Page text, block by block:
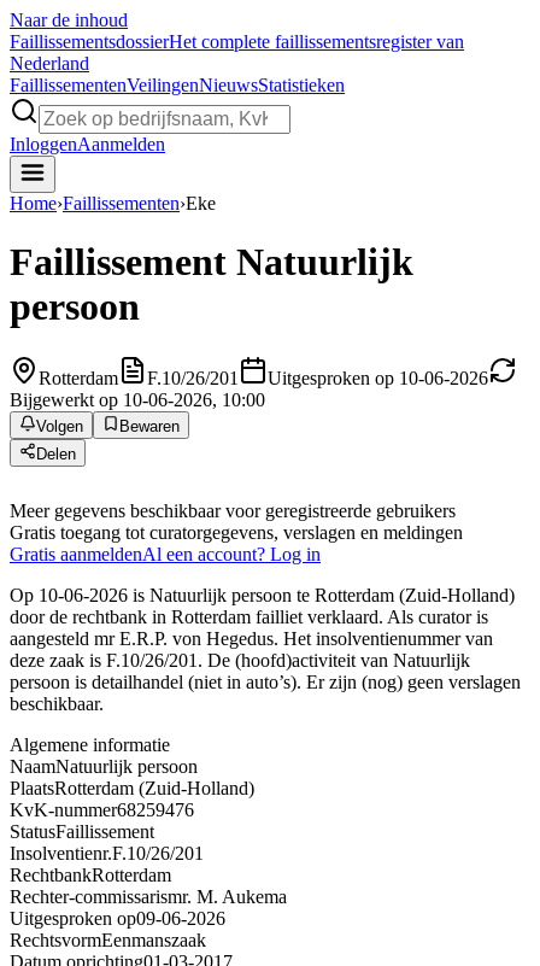
Naar de inhoud
FaillissementsdossierHet complete faillissementsregister van
Nederland
FaillissementenVeilingenNieuwsStatistieken
InloggenAanmelden
Home›Faillissementen›Eke
Faillissement Natuurlijk
persoon
Rotterdam F.10/26/201
Uitgesproken op 10-06-2026
Bijgewerkt op 10-06-2026, 10:00
Volgen
Bewaren
Delen
Meer gegevens beschikbaar voor geregistreerde gebruikers
Gratis toegang tot curatorgegevens, verslagen en meldingen
Gratis aanmeldenAl een account? Log in
Op 10-06-2026 is Natuurlijk persoon te Rotterdam (Zuid-Holland)
door de rechtbank in Rotterdam failliet verklaard. Als curator is
aangesteld mr E.R.P. von Hegedus. Het insolventienummer van
deze zaak is F.10/26/201. De (hoofd)activiteit van Natuurlijk
persoon is detailhandel (niet in auto’s). Er zijn (nog) geen verslagen
beschikbaar.
Algemene informatie
NaamNatuurlijk persoon
PlaatsRotterdam (Zuid-Holland)
KvK-nummer68259476
StatusFaillissement
Insolventienr.F.10/26/201
RechtbankRotterdam
Rechter-commissarismr. M. Aukema
Uitgesproken op09-06-2026
RechtsvormEenmanszaak
Datum oprichting01-03-2017